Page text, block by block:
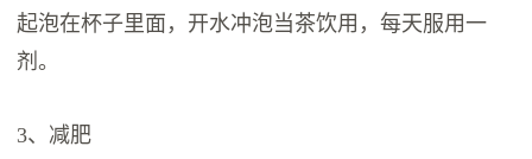
起泡在杯子里面，开水冲泡当茶饮用，每天服用一
剂。
3、减肥